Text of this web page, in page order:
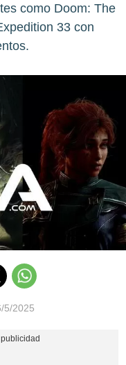
como Doom: The
33 con
5/2025